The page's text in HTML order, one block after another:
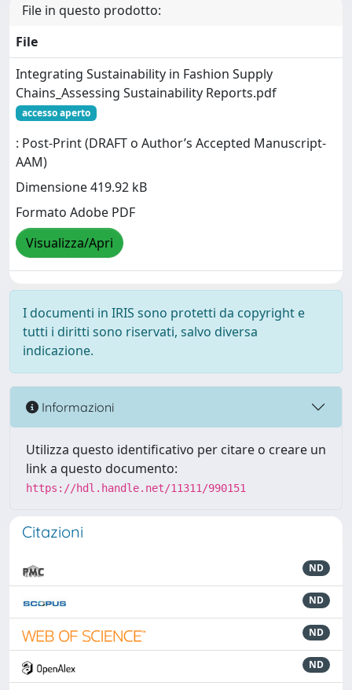
File in questo prodotto:
File
Integrating Sustainability in Fashion Supply
Chains_Assessing Sustainability Reports.pdf
accesso aperto
: Post-Print (DRAFT o Author’s Accepted Manuscript-
AAM)
Dimensione 419.92 kB
Formato Adobe PDF
Visualizza/Apri
I documenti in IRIS sono protetti da copyright e
tutti i diritti sono riservati, salvo diversa
indicazione.
Informazioni
Utilizza questo identificativo per citare o creare un
link a questo documento:
https://hdl.handle.net/11311/990151
Citazioni
ND
ND
ND
ND